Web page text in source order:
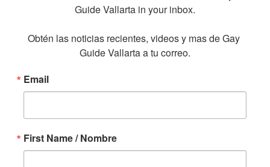
Guide Vallarta in your inbox.
Obtén las noticias recientes, videos y mas de Gay
Guide Vallarta a tu correo.
Email
First Name / Nombre